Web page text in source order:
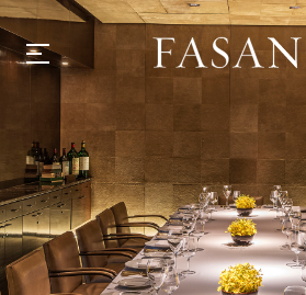
GASTRONOMIA
HOTÉIS
EXPERIENCIAS
EVENTOS
VILLAS
TIENDA | SELEZIONE
DESCUBRIR